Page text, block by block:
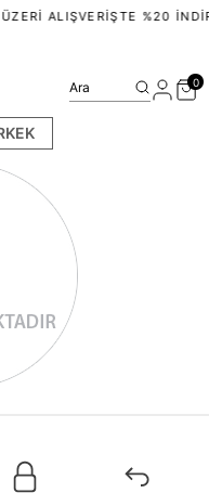
ALIŞVERIŞTE %20
Ara 0